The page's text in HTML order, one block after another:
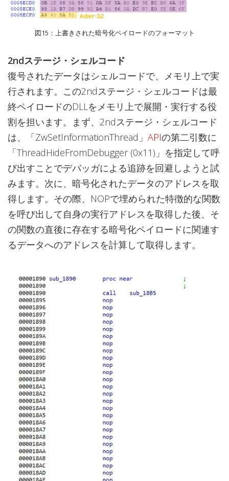
図15：上書きされた暗号化ペイロードのフォーマット
2ndステージ・シェルコード
復号されたデータはシェルコードで、メモリ上で実
行されます。この2ndステージ・シェルコードは最
終ペイロードのDLLをメモリ上で展開・実行する役
割を担います。まず、2ndステージ・シェルコード
は、「ZwSetInformationThread」 APIの第二引数に
「ThreadHideFromDebugger (0x11)」を指定して呼
び出すことでデバッガによる追跡を回避しようと試
みます。次に、暗号化されたデータのアドレスを取
得します。その際、NOPで埋められた特徴的な関数
を呼び出して自身の実行アドレスを取得した後、そ
の関数の直後に存在する暗号化ペイロードに関連す
るデータへのアドレスを計算して取得します。